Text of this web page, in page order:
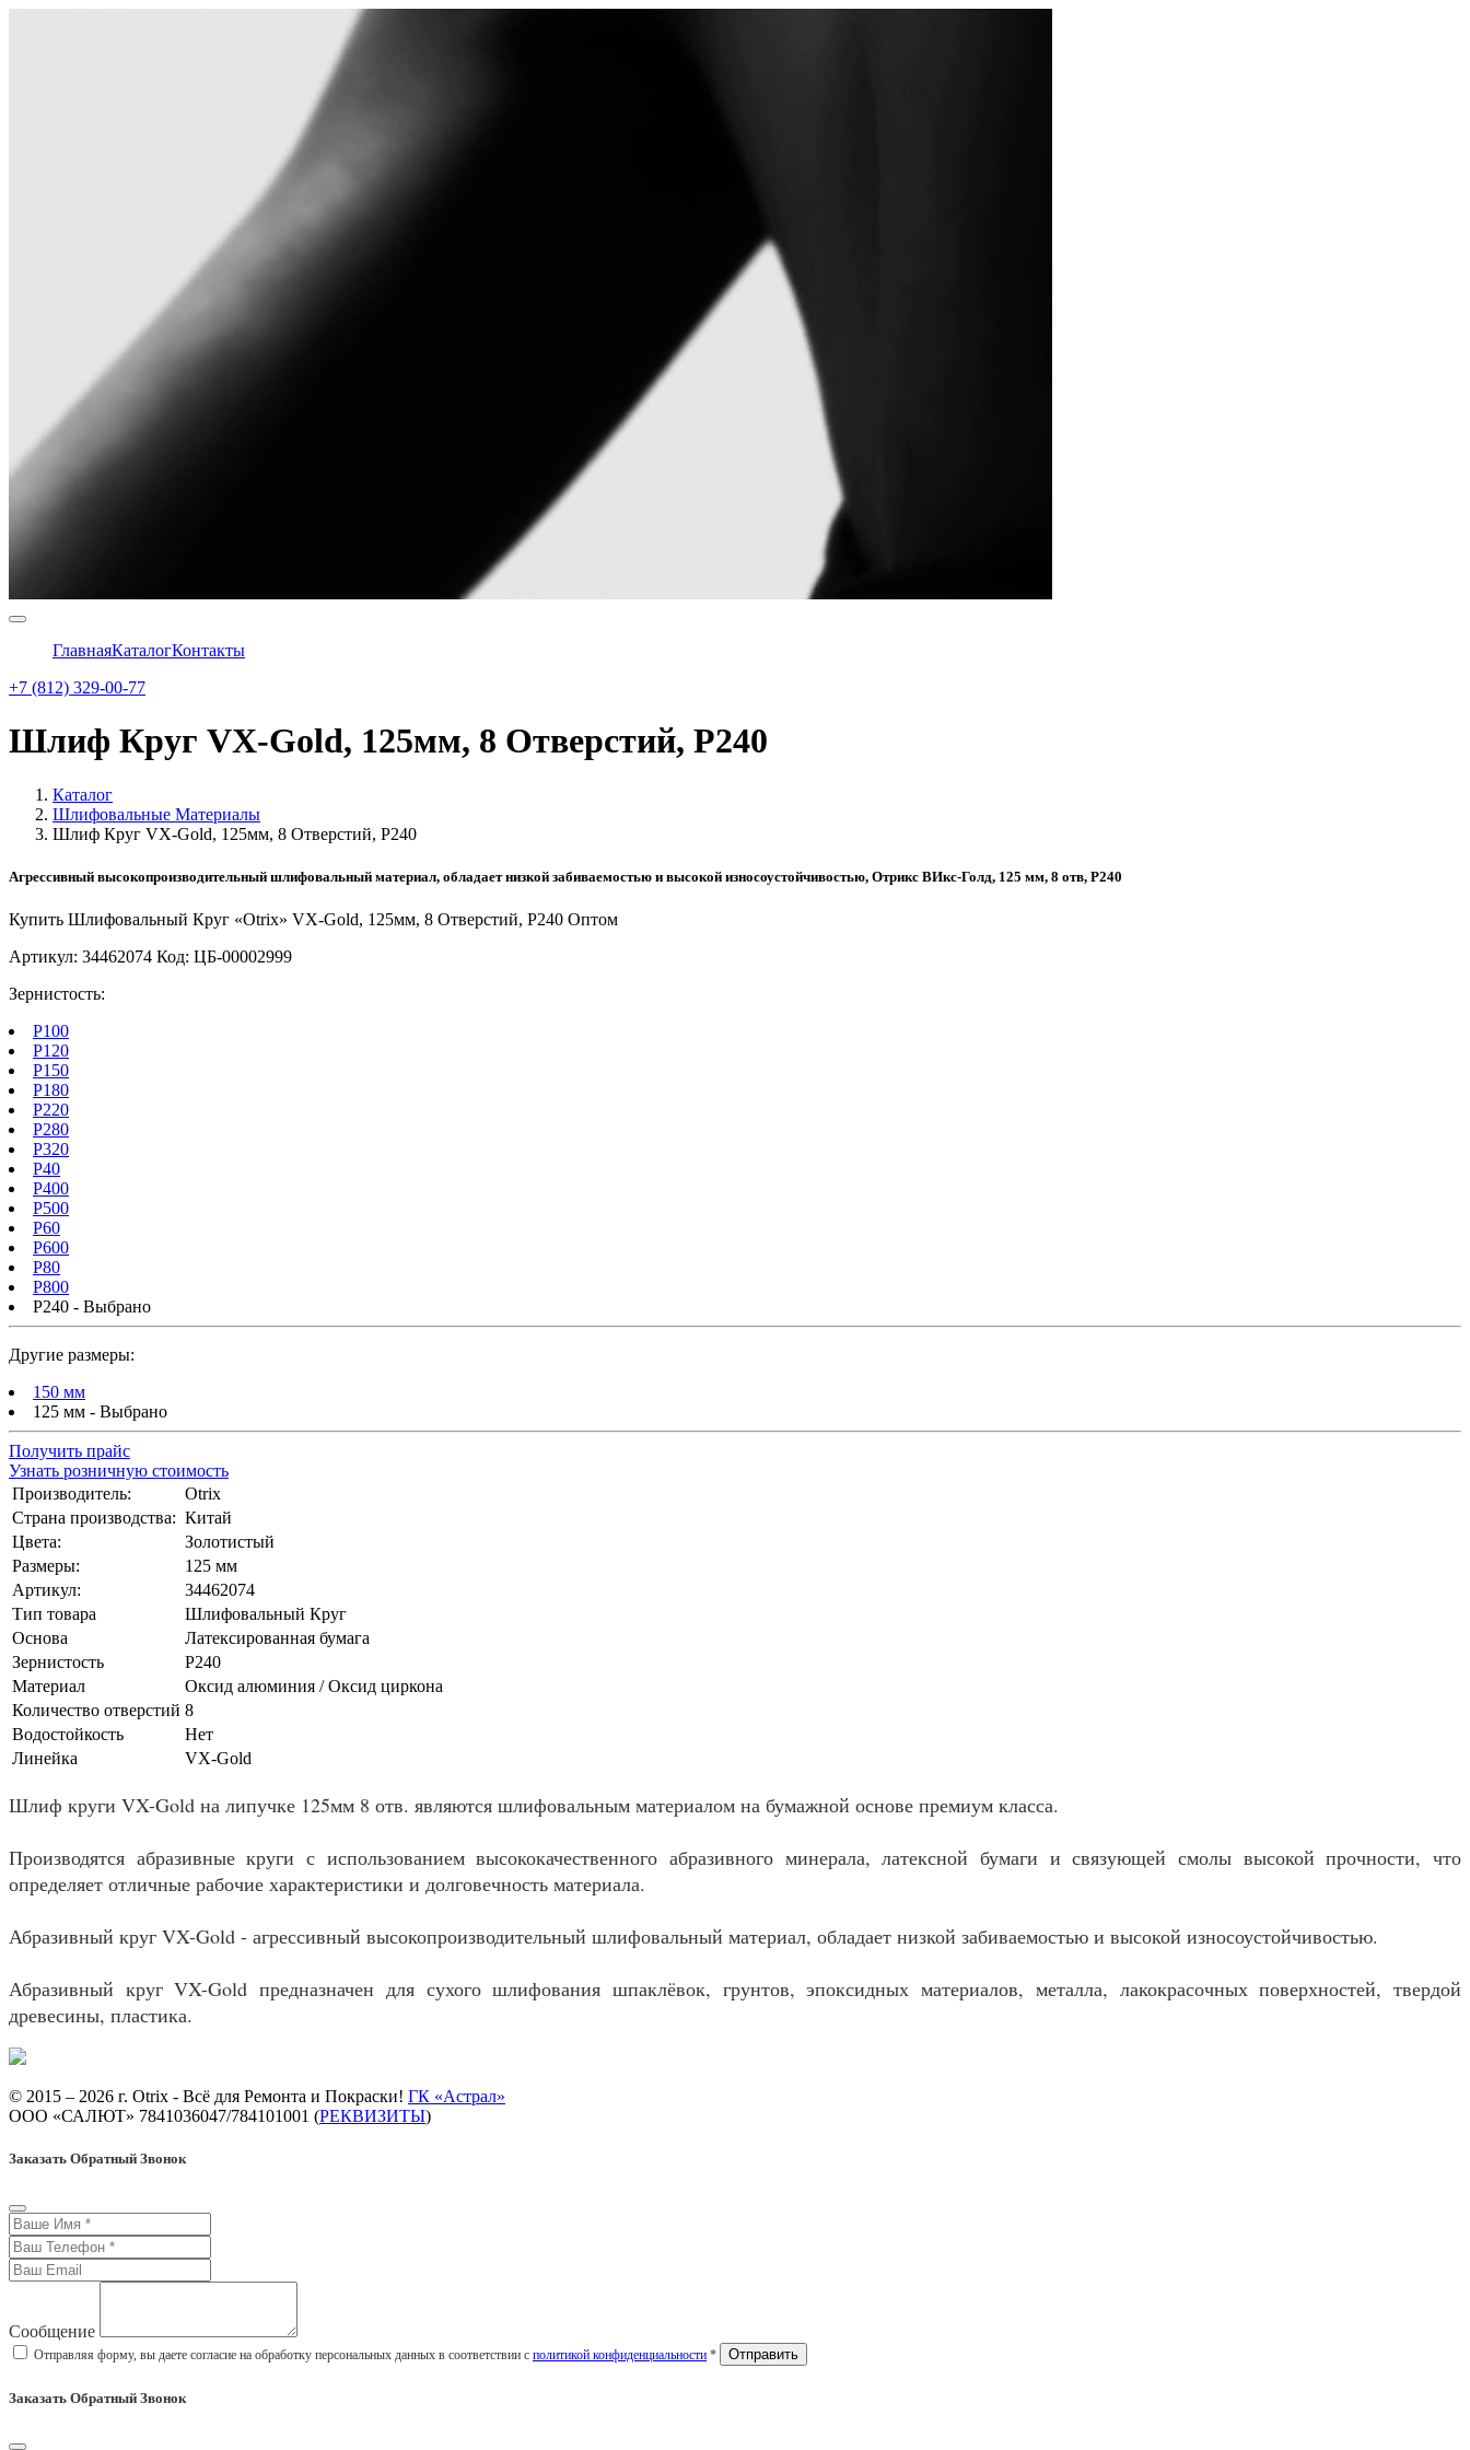
ГлавнаяКаталогКонтакты
+7 (812) 329-00-77
Шлиф Круг VX-Gold, 125мм, 8 Отверстий, P240
Каталог
Шлифовальные Материалы
Шлиф Круг VX-Gold, 125мм, 8 Отверстий, P240
Агрессивный высокопроизводительный шлифовальный материал, обладает низкой забиваемостью и высокой износоустойчивостью, Отрикс ВИкс-Голд, 125 мм, 8 отв, Р240
Купить Шлифовальный Круг «Otrix» VX-Gold, 125мм, 8 Отверстий, P240 Оптом
Артикул: 34462074 Код: ЦБ-00002999
Зернистость:
P100
P120
P150
P180
P220
P280
P320
P40
P400
P500
P60
P600
P80
P800
P240 - Выбрано
Другие размеры:
150 мм
125 мм - Выбрано
Получить прайс
Узнать розничную стоимость
Производитель:
Otrix
Страна производства: Китай
Цвета:
Золотистый
Размеры:
125 мм
Артикул:
34462074
Тип товара
Шлифовальный Круг
Основа
Латексированная бумага
Зернистость
P240
Материал
Оксид алюминия / Оксид циркона
Количество отверстий 8
Водостойкость
Нет
Линейка
VX-Gold
Шлиф круги VX-Gold на липучке 125мм 8 отв. являются шлифовальным материалом на бумажной основе премиум класса.
Производятся абразивные круги с использованием высококачественного абразивного минерала, латексной бумаги и связующей смолы высокой прочности, что
определяет отличные рабочие характеристики и долговечность материала.
Абразивный круг VX-Gold - агрессивный высокопроизводительный шлифовальный материал, обладает низкой забиваемостью и высокой износоустойчивостью.
Абразивный круг VX-Gold предназначен для сухого шлифования шпаклёвок, грунтов, эпоксидных материалов, металла, лакокрасочных поверхностей, твердой
древесины, пластика.
© 2015 – 2026 г. Otrix - Всё для Ремонта и Покраски! ГК «Астрал»
ООО «САЛЮТ» 7841036047/784101001 (РЕКВИЗИТЫ)
Заказать Обратный Звонок
Сообщение
Отправляя форму, вы даете согласие на обработку персональных данных в соответствии с политикой конфиденциальности *
Заказать Обратный Звонок